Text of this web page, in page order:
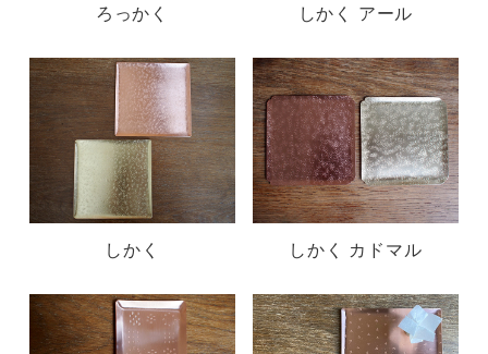
ろっかく しかく アール
しかく しかく カドマル